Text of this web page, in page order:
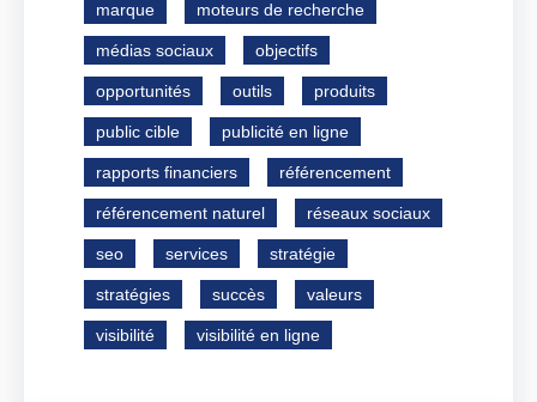
marque moteurs de recherche
médias sociaux objectifs
opportunités outils produits
public cible publicité en ligne
rapports financiers référencement
référencement naturel réseaux sociaux
seo services stratégie
stratégies succès valeurs
visibilité visibilité en ligne